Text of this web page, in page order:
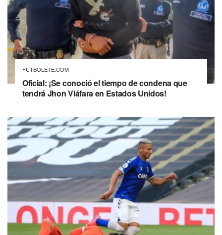
FUTBOLETE.COM
Oficial: ¡Se conoció el tiempo de condena que
tendrá Jhon Viáfara en Estados Unidos!